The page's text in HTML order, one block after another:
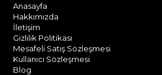
Anasayfa
Hakkımızda
İletişim
Gizlilik Politikası
Mesafeli Satış Sözleşmesi
Kullanıcı Sözleşmesi
Blog